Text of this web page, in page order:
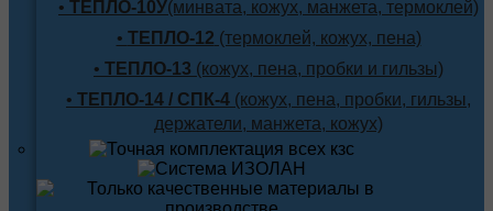
• ТЕПЛО-10У(минвата, кожух, манжета, термоклей)
• ТЕПЛО-12 (термоклей, кожух, пена)
• ТЕПЛО-13 (кожух, пена, пробки и гильзы)
• ТЕПЛО-14 / СПК-4 (кожух, пена, пробки, гильзы,
держатели, манжета, кожух)